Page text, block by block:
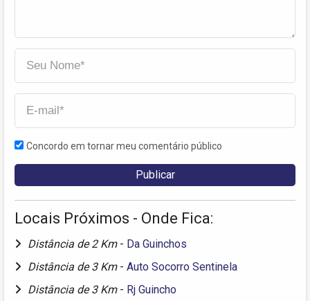
Concordo em tornar meu comentário público
Locais Próximos - Onde Fica:
Distância de 2 Km - Da Guinchos
Distância de 3 Km - Auto Socorro Sentinela
Distância de 3 Km - Rj Guincho